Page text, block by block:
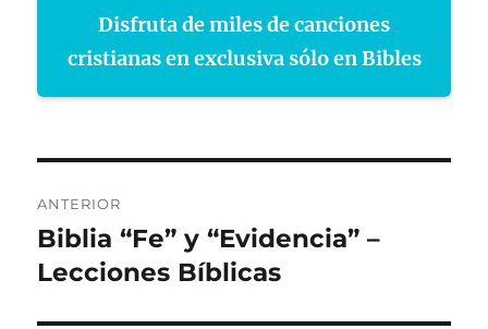
Disfruta de miles de canciones
cristianas en exclusiva sólo en Bibles
de
entradas
ANTERIOR
Entrada
anterior:
Biblia “Fe” y “Evidencia” –
Lecciones Bíblicas